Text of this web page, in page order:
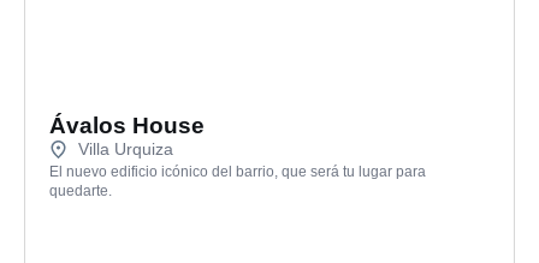
Ávalos House
Villa Urquiza
El nuevo edificio icónico del barrio, que será tu lugar para
quedarte.